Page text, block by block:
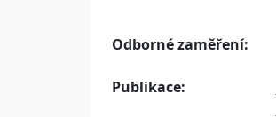
Odborné zaměření:
Publikace: